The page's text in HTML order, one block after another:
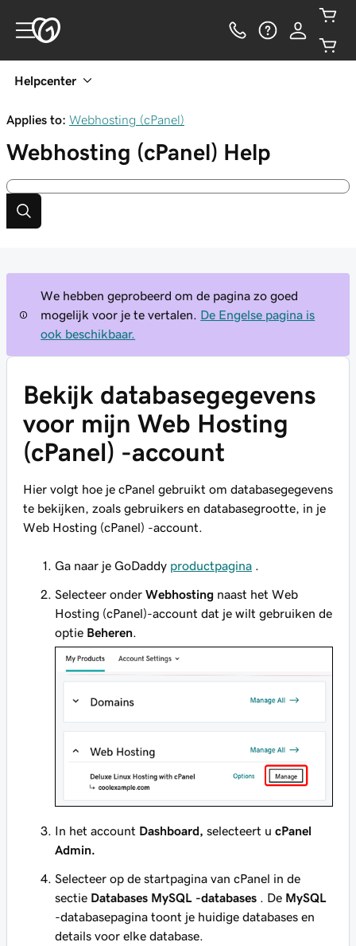
Helpcenter
Applies to: Webhosting (cPanel)
Webhosting (cPanel) Help
We hebben geprobeerd om de pagina zo goed
mogelijk voor je te vertalen.
De Engelse pagina is
ook beschikbaar.
Bekijk databasegegevens
voor mijn Web Hosting
(cPanel) -account
Hier volgt hoe je cPanel gebruikt om databasegegevens
te bekijken, zoals gebruikers en databasegrootte, in je
Web Hosting (cPanel) -account.
Ga naar je GoDaddy productpagina
Selecteer onder Webhosting naast het Web
Hosting (cPanel)-account dat je wilt gebruiken de
optie Beheren
In het account Dashboard, selecteert u cPanel
Admin.
Selecteer op de startpagina van cPanel in de
sectie Databases MySQL -databases . De MySQL
-databasepagina toont je huidige databases en
details voor elke database.